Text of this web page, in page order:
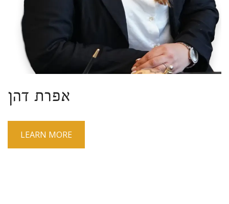
אפרת דהן
LEARN MORE